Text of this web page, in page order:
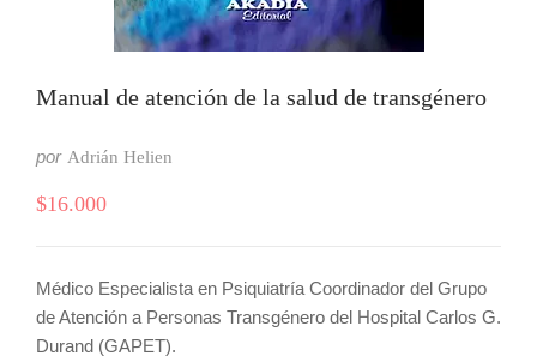
Manual de atención de la salud de transgénero
por Adrián Helien
$16.000
Médico Especialista en Psiquiatría Coordinador del Grupo
de Atención a Personas Transgénero del Hospital Carlos G.
Durand (GAPET).